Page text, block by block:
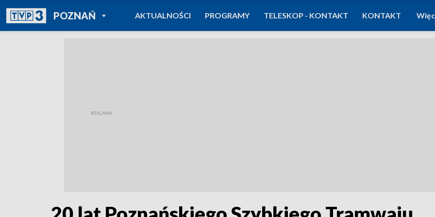
POZNAŃPOWRÓT DO
TVP REGIONY
AKTUALNOŚCI PROGRAMY TELESKOP - KONTAKT KONTAKT